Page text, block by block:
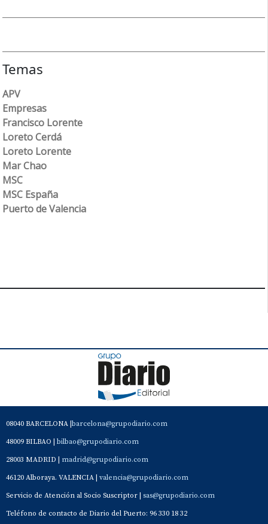
Temas
APV
Empresas
Francisco Lorente
Loreto Cerdá
Loreto Lorente
Mar Chao
MSC
MSC España
Puerto de Valencia
08040 BARCELONA | barcelona@grupodiario.com
48009 BILBAO | bilbao@grupodiario.com
28003 MADRID | madrid@grupodiario.com
46120 Alboraya. VALENCIA | valencia@grupodiario.com
Servicio de Atención al Socio Suscriptor | sas@grupodiario.com
Teléfono de contacto de Diario del Puerto: 96 330 18 32